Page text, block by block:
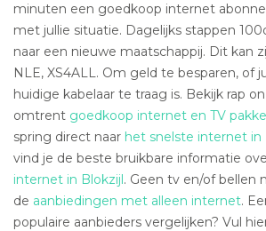
minuten een goedkoop internet
met jullie situatie. Dagelijks stappen
naar een nieuwe maatschappij. Dit kan
NLE, XS4ALL. Om geld te besparen, of
huidige kabelaar te traag is. Bekijk rap
omtrent goedkoop internet en TV
spring direct naar het snelste internet in
vind je de beste bruikbare informatie
internet in Blokzijl. Geen tv en/of bellen
de aanbiedingen met alleen internet.
populaire aanbieders vergelijken? Vul